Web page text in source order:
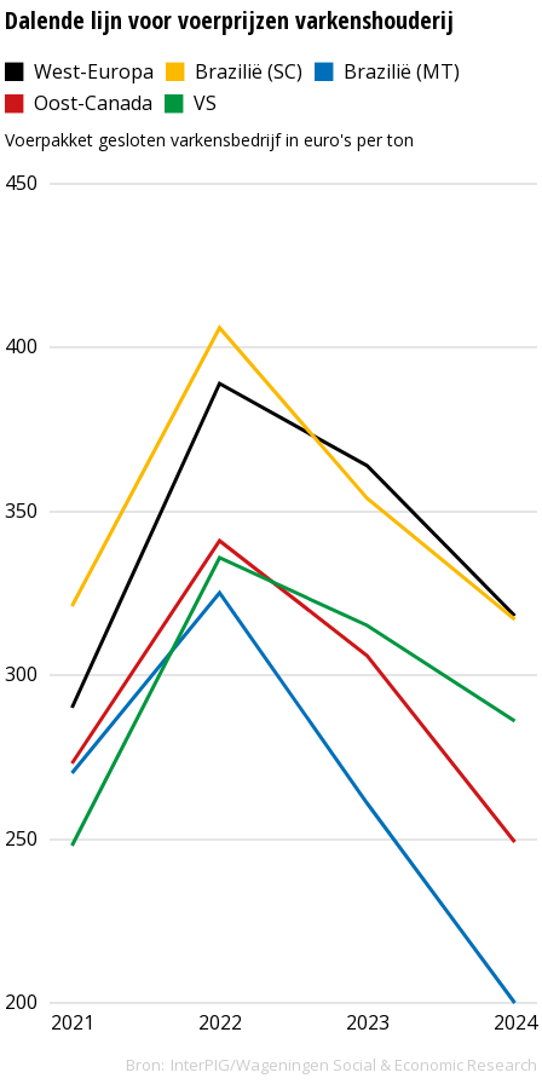
Dalende lijn voor voerprijzen varkenshouderij
Voerpakket gesloten varkensbedrijf in euro's per ton
West-Europa Brazilië (SC)
Brazilië (MT)
Oost-Canada
VS
2024
2023
2022
2021
200
250
300
350
400
450
Bron: InterPIG/Wageningen Social & Economic Research